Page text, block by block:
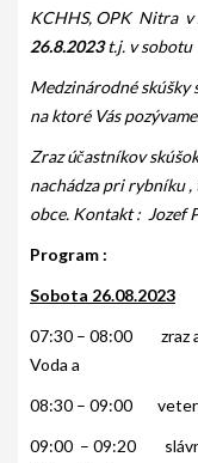
PUDELPOINTER
PODMIENKY
CHOVNÉ PSY
CHOVNÉ SUKY
CHOVATEĽSKÉ
OČAKÁVANÉ
AKCIE
KCHHS, OPK Nitra v
26.8.2023t.j. v sobotu
Medzinárodné skúšky
na ktoré Vás
Zraz účastníkov
nachádza pri rybníku
obce. Kontakt : Jozef
Program :
Sobota 26.08.2023
07:30 – 08:00 zraz a
Voda a
08:30 – 09:00
09:00 – 09:20